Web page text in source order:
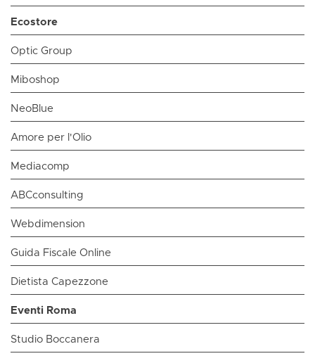
Ecostore
Optic Group
Miboshop
NeoBlue
Amore per l'Olio
Mediacomp
ABCconsulting
Webdimension
Guida Fiscale Online
Dietista Capezzone
Eventi Roma
Studio Boccanera